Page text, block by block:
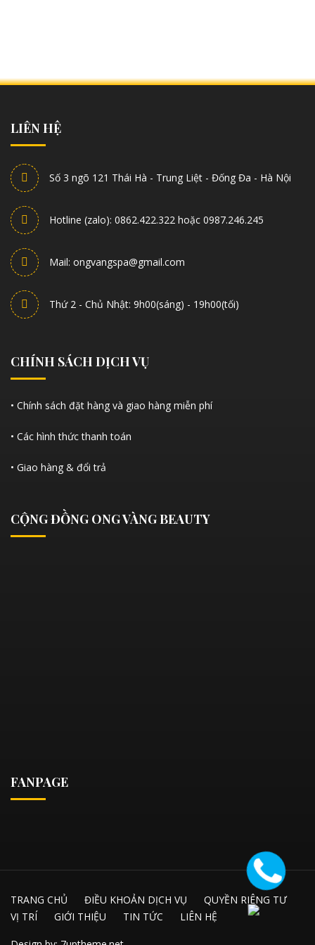
LIÊN HỆ
Số 3 ngõ 121 Thái Hà - Trung Liệt - Đống Đa - Hà Nội
Hotline (zalo): 0862.422.322 hoặc 0987.246.245
Mail: ongvangspa@gmail.com
Thứ 2 - Chủ Nhật: 9h00(sáng) - 19h00(tối)
CHÍNH SÁCH DỊCH VỤ
• Chính sách đặt hàng và giao hàng miễn phí
• Các hình thức thanh toán
• Giao hàng & đổi trả
CỘNG ĐỒNG ONG VÀNG BEAUTY
FANPAGE
TRANG CHỦ ĐIỀU KHOẢN DỊCH VỤ
QUYỀN RIÊNG TƯ
VỊ TRÍ
GIỚI THIỆU TIN TỨC LIÊN HỆ